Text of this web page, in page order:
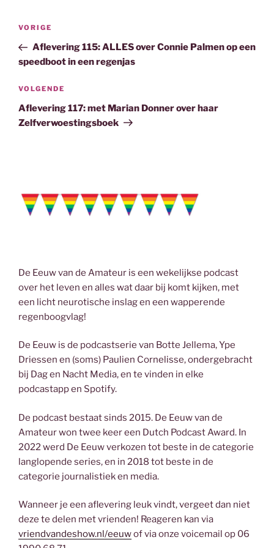
o
k
e
n
Bericht
Vorig
bericht
VORIGE
Aflevering 115: ALLES over Connie Palmen op een
speedboot in een regenjas
Volgend
bericht
VOLGENDE
Aflevering 117: met Marian Donner over haar
Zelfverwoestingsboek
De Eeuw van de Amateur is een wekelijkse podcast
over het leven en alles wat daar bij komt kijken, met
een licht neurotische inslag en een wapperende
regenboogvlag!
De Eeuw is de podcastserie van Botte Jellema, Ype
Driessen en (soms) Paulien Cornelisse, ondergebracht
bij Dag en Nacht Media, en te vinden in elke
podcastapp en Spotify.
De podcast bestaat sinds 2015. De Eeuw van de
Amateur won twee keer een Dutch Podcast Award. In
2022 werd De Eeuw verkozen tot beste in de categorie
langlopende series, en in 2018 tot beste in de
categorie journalistiek en media.
Wanneer je een aflevering leuk vindt, vergeet dan niet
deze te delen met vrienden! Reageren kan via
vriendvandeshow.nl/eeuwof via onze voicemail op 06